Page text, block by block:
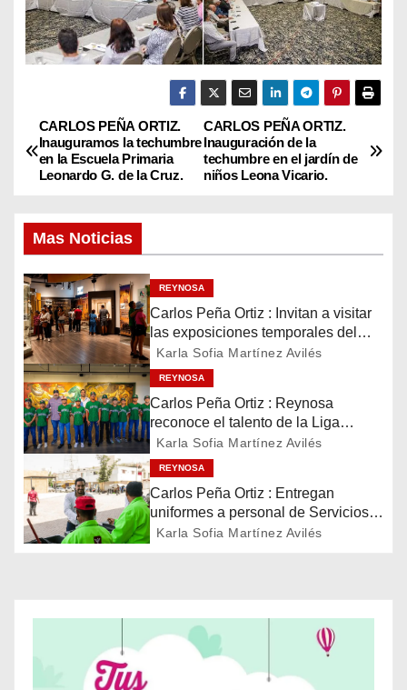
N
a
e
g
a
c
i
ó
n
d
CARLOS PEÑA ORTIZ.
Inauguración de la
techumbre en el jardín de
niños Leona Vicario.
CARLOS PEÑA ORTIZ.
Inauguramos la techumbre
en la Escuela Primaria
Leonardo G. de la Cruz.
Mas Noticias
REYNOSA
Carlos Peña Ortiz : Invitan a visitar
las exposiciones temporales del
Museo del Ferrocarril Reynosa
Karla Sofia Martínez Avilés
REYNOSA
Carlos Peña Ortiz : Reynosa
reconoce el talento de la Liga
Treviño Kelly, subcampeona
latinoamericana
Karla Sofia Martínez Avilés
REYNOSA
Carlos Peña Ortiz : Entregan
uniformes a personal de Servicios
Públicos de Reynosa
Karla Sofia Martínez Avilés